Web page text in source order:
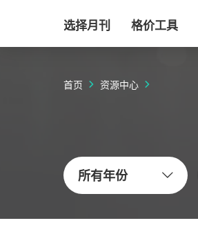
选择月刊 格价工具
首页 资源中心
所有年份